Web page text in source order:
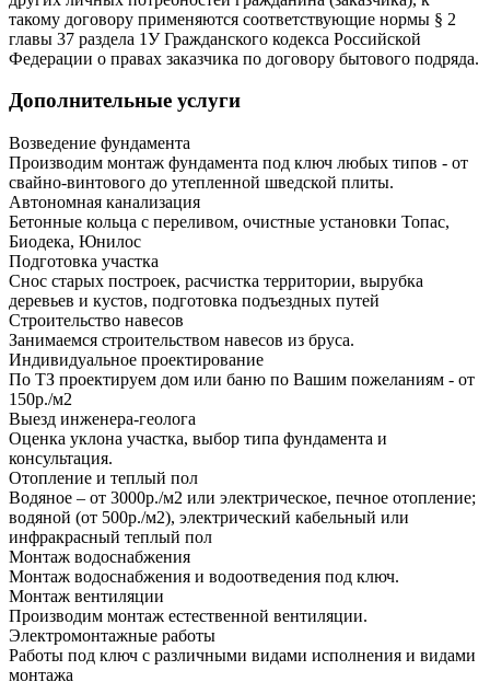
такому договору применяются соответствующие нормы § 2
главы 37 раздела 1У Гражданского кодекса Российской
Федерации о правах заказчика по договору бытового подряда.
Дополнительные услуги
Возведение фундамента
Производим монтаж фундамента под ключ любых типов - от
свайно-винтового до утепленной шведской плиты.
Автономная канализация
Бетонные кольца с переливом, очистные установки Топас,
Биодека, Юнилос
Подготовка участка
Снос старых построек, расчистка территории, вырубка
деревьев и кустов, подготовка подъездных путей
Строительство навесов
Занимаемся строительством навесов из бруса.
Индивидуальное проектирование
По ТЗ проектируем дом или баню по Вашим пожеланиям - от
150р./м2
Выезд инженера-геолога
Оценка уклона участка, выбор типа фундамента и
консультация.
Отопление и теплый пол
Водяное – от 3000р./м2 или электрическое, печное отопление;
водяной (от 500р./м2), электрический кабельный или
инфракрасный теплый пол
Монтаж водоснабжения
Монтаж водоснабжения и водоотведения под ключ.
Монтаж вентиляции
Производим монтаж естественной вентиляции.
Электромонтажные работы
Работы под ключ с различными видами исполнения и видами
монтажа